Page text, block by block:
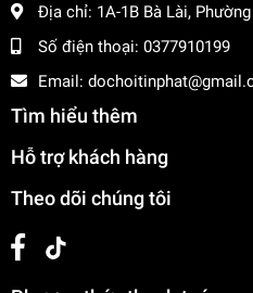
Địa chỉ: 1A-1B Bà Lài,
Số điện thoại: 0377910199
Email:
Tìm hiểu thêm
Hỗ trợ khách hàng
Theo dõi chúng tôi